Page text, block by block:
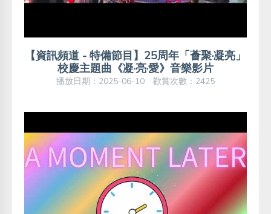
【資訊頻道 - 特備節目】25周年「薈聚·凝亮」
校慶主題曲《凝·亮·愛》音樂影片
播放日期：2025-06-10 歡賞次數：2425